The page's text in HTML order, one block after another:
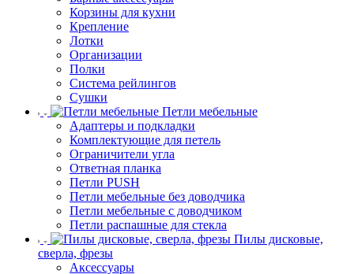
Корзины для кухни
Крепление
Лотки
Организации
Полки
Система рейлингов
Сушки
Петли мебельные
Адаптеры и подкладки
Комплектующие для петель
Ограничители угла
Ответная планка
Петли PUSH
Петли мебельные без доводчика
Петли мебельные с доводчиком
Петли распашные для стекла
Пилы дисковые,
сверла, фрезы
Аксессуары